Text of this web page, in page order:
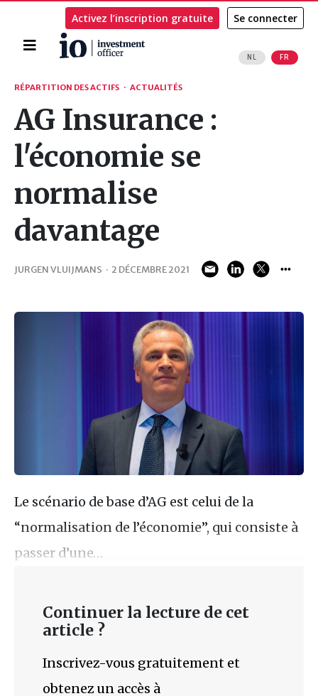
Accueil
NL FR
Activez l’inscription gratuite Se connecter
Rechercher
RÉPARTITION DES ACTIFS · ACTUALITÉS
AG Insurance :
l'économie se
normalise
davantage
JURGEN VLUIJMANS · 2 DÉCEMBRE 2021
Le scénario de base d’AG est celui de la
“normalisation de l’économie”, qui consiste à
passer d’une…
Continuer la lecture de cet
article ?
Inscrivez-vous gratuitement et
obtenez un accès à